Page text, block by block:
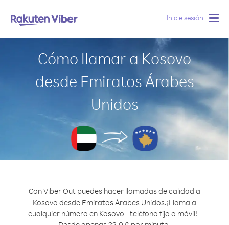
Inicie sesión
Cómo llamar a Kosovo
desde Emiratos Árabes
Unidos
Con Viber Out puedes hacer llamadas de calidad a
Kosovo desde Emiratos Árabes Unidos.¡Llama a
cualquier número en Kosovo - teléfono fijo o móvil! -